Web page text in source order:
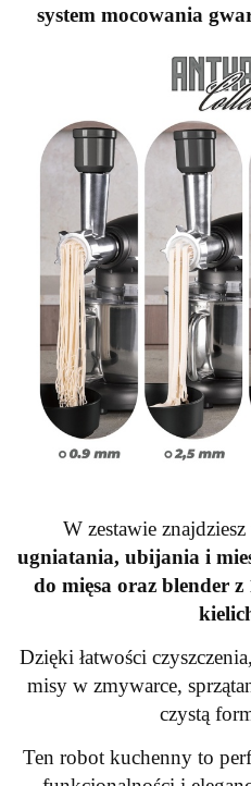
system mocowania
W zestawie znajdziesz
ugniatania, ubijania i
do mięsa oraz blender
Dzięki łatwości
misy w zmywarce,
czystą
Ten robot kuchenny to